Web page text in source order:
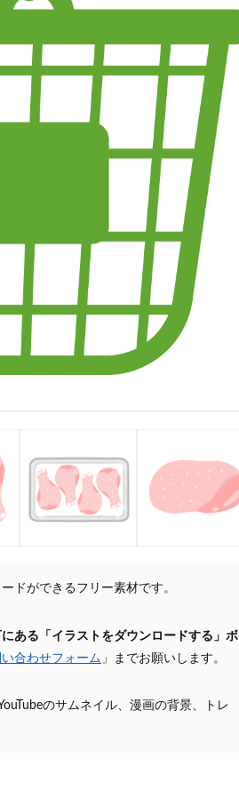
ドができるフリー素材です。
ある「イラストをダウンロードする」ボ
い合わせフォーム 」までお願いします。
のサムネイル、漫画の背景、トレ